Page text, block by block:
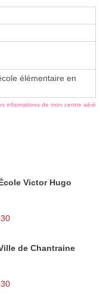
élémentaire en
informations de mon centre aéré
Victor Hugo
de Chantraine